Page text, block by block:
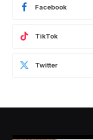
Facebook
TikTok
Twitter